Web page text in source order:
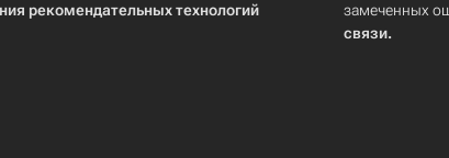
рекомендательных технологий
замеченных
связи.